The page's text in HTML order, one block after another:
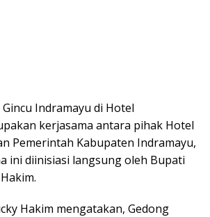
Indramayu di Hotel
kerjasama antara pihak Hotel
Pemerintah Kabupaten Indramayu,
ini diinisiasi langsung oleh Bupati
Hakim mengatakan, Gedong